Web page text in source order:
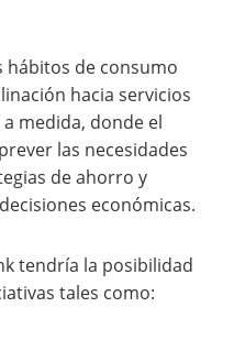
hábitos de consumo
hacia servicios
medida, donde el
las necesidades
de ahorro y
económicas.
tendría la posibilidad
tales como: